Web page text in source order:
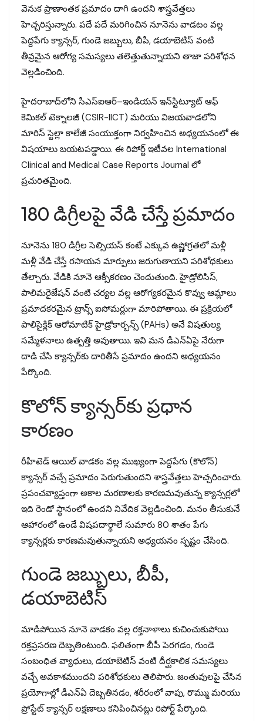
వెనుక ప్రాణాంతక ప్రమాదం దాగి ఉందని శాస్త్రవేత్తలు
హెచ్చరిస్తున్నారు. పదే పదే మరిగించిన నూనెను వాడటం వల్ల
పెద్దపేగు క్యాన్సర్, గుండె జబ్బులు, బీపీ, డయాబెటిస్ వంటి
తీవ్రమైన ఆరోగ్య సమస్యలు తలెత్తుతున్నాయని తాజా పరిశోధన
వెల్లడించింది.
హైదరాబాద్‌లోని సీఎస్ఐఆర్–ఇండియన్ ఇన్‌స్టిట్యూట్ ఆఫ్
కెమికల్ టెక్నాలజీ (CSIR-IICT) మరియు విజయవాడలోని
మారిస్ స్టెల్లా కాలేజీ సంయుక్తంగా నిర్వహించిన అధ్యయనంలో ఈ
విషయాలు బయటపడ్డాయి. ఈ రిపోర్ట్ ఇటీవల International
Clinical and Medical Case Reports Journal లో
ప్రచురితమైంది.
180 డిగ్రీలపై వేడి చేస్తే ప్రమాదం
నూనెను 180 డిగ్రీల సెల్సియస్ కంటే ఎక్కువ ఉష్ణోగ్రతలో మళ్లీ
మళ్లీ వేడి చేస్తే రసాయన మార్పులు జరుగుతాయని పరిశోధకులు
తేల్చారు. వేడికి నూనె ఆక్సీకరణం చెందుతుంది. హైడ్రోలిసిస్,
పాలిమరైజేషన్ వంటి చర్యల వల్ల ఆరోగ్యకరమైన కొవ్వు ఆమ్లాలు
ప్రమాదకరమైన ట్రాన్స్ ఐసోమర్లుగా మారిపోతాయి. ఈ ప్రక్రియలో
పాలిసైక్లిక్ ఆరోమాటిక్ హైడ్రోకార్బన్స్ (PAHs) అనే విషతుల్య
సమ్మేళనాలు ఉత్పత్తి అవుతాయి. ఇవి మన డీఎన్‌ఏపై నేరుగా
దాడి చేసి క్యాన్సర్‌కు దారితీసే ప్రమాదం ఉందని అధ్యయనం
పేర్కొంది.
కొలోన్ క్యాన్సర్‌కు ప్రధాన
కారణం
రీహీటెడ్ ఆయిల్ వాడకం వల్ల ముఖ్యంగా పెద్దపేగు (కొలోన్)
క్యాన్సర్ వచ్చే ప్రమాదం పెరుగుతుందని శాస్త్రవేత్తలు హెచ్చరించారు.
ప్రపంచవ్యాప్తంగా అకాల మరణాలకు కారణమవుతున్న క్యాన్సర్లలో
ఇది రెండో స్థానంలో ఉందని నివేదిక వెల్లడించింది. మనం తీసుకునే
ఆహారంలో ఉండే విషపదార్థాలే సుమారు 80 శాతం పేగు
క్యాన్సర్లకు కారణమవుతున్నాయని అధ్యయనం స్పష్టం చేసింది.
గుండె జబ్బులు, బీపీ,
డయాబెటిస్
మాడిపోయిన నూనె వాడకం వల్ల రక్తనాళాలు కుచించుకుపోయి
రక్తప్రసరణ దెబ్బతింటుంది. ఫలితంగా బీపీ పెరగడం, గుండె
సంబంధిత వ్యాధులు, డయాబెటిస్ వంటి దీర్ఘకాలిక సమస్యలు
వచ్చే అవకాశముందని పరిశోధకులు తెలిపారు. జంతువులపై చేసిన
ప్రయోగాల్లో డీఎన్‌ఏ దెబ్బతినడం, శరీరంలో వాపు, రొమ్ము మరియు
ప్రోస్టేట్ క్యాన్సర్ లక్షణాలు కనిపించినట్లు రిపోర్ట్ పేర్కొంది.